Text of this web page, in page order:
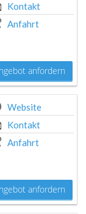
Kontakt
Anfahrt
anfordern
Website
Kontakt
Anfahrt
anfordern